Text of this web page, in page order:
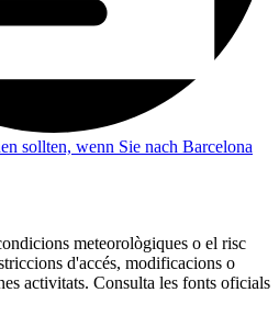
sollten, wenn Sie nach Barcelona
meteorològiques o el risc
d'accés, modificacions o
activitats. Consulta les fonts oficials